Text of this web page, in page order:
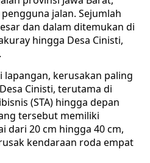
jalan. Sejumlah
dan dalam ditemukan di
hingga Desa Cinisti,
lapangan, kerusakan paling
Cinisti, terutama di
(STA) hingga depan
tersebut memiliki
dari 20 cm hingga 40 cm,
kendaraan roda empat